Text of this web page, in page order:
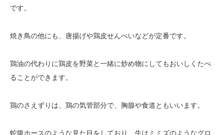
です。
焼き鳥の他にも、唐揚げや鶏皮せんべいなどが定番です。
鶏油の代わりに鶏皮を野菜と一緒に炒め物にしてもおいしくたべ
ることができます。
鶏のさえずりは、鶏の気管部分で、胸腺や食道ともいいます。
蛇腹ホースのような見た目をしており、生はミミズのようなグロ